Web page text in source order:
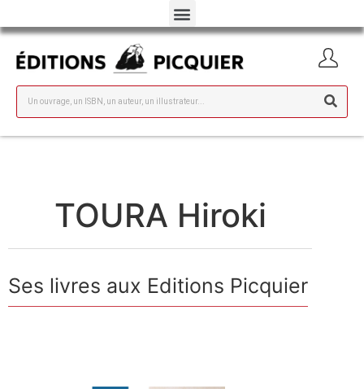
TOURA Hiroki
Ses livres aux Editions Picquier